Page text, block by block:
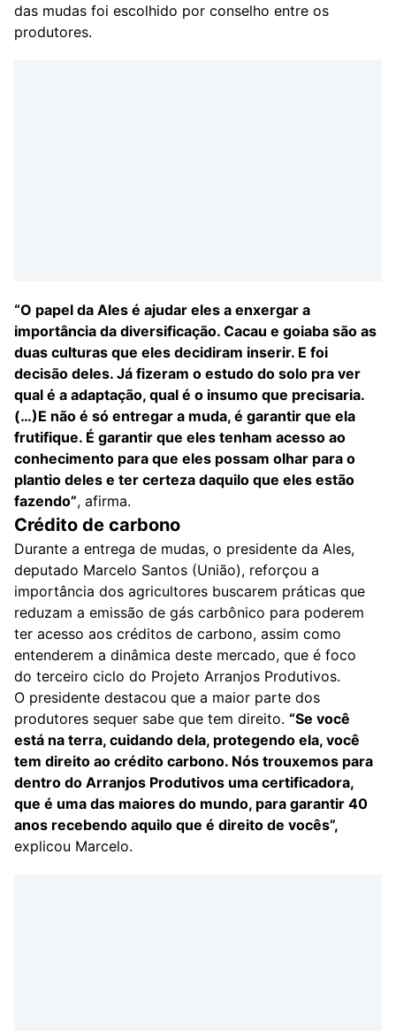
das mudas foi escolhido por conselho entre os
produtores.
“O papel da Ales é ajudar eles a enxergar a
importância da diversificação. Cacau e goiaba são as
duas culturas que eles decidiram inserir. E foi
decisão deles. Já fizeram o estudo do solo pra ver
qual é a adaptação, qual é o insumo que precisaria.
(…)E não é só entregar a muda, é garantir que ela
frutifique. É garantir que eles tenham acesso ao
conhecimento para que eles possam olhar para o
plantio deles e ter certeza daquilo que eles estão
fazendo”, afirma.
Crédito de carbono
Durante a entrega de mudas, o presidente da Ales,
deputado Marcelo Santos (União), reforçou a
importância dos agricultores buscarem práticas que
reduzam a emissão de gás carbônico para poderem
ter acesso aos créditos de carbono, assim como
entenderem a dinâmica deste mercado, que é foco
do terceiro ciclo do Projeto Arranjos Produtivos.
O presidente destacou que a maior parte dos
produtores sequer sabe que tem direito. “Se você
está na terra, cuidando dela, protegendo ela, você
tem direito ao crédito carbono. Nós trouxemos para
dentro do Arranjos Produtivos uma certificadora,
que é uma das maiores do mundo, para garantir 40
anos recebendo aquilo que é direito de vocês”,
explicou Marcelo.